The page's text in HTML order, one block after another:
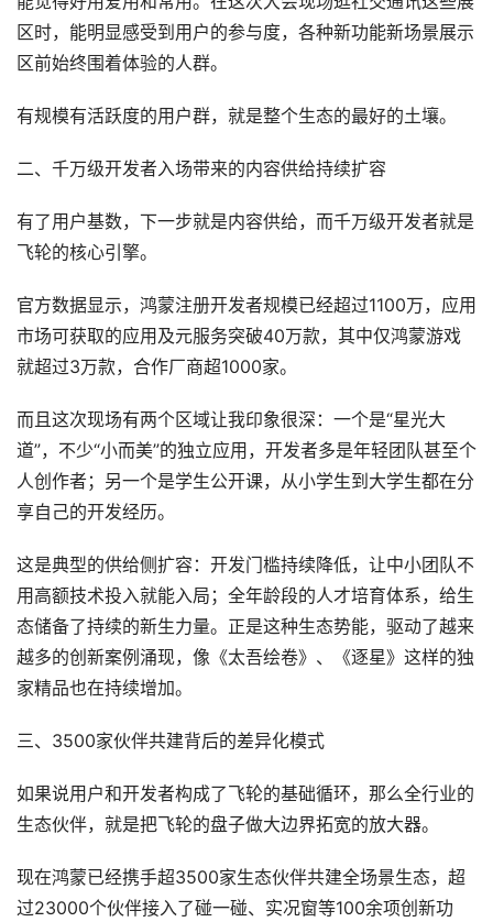
区时，能明显感受到用户的参与度，各种新功能新场景展示
区前始终围着体验的人群。
有规模有活跃度的用户群，就是整个生态的最好的土壤。
二、千万级开发者入场带来的内容供给持续扩容
有了用户基数，下一步就是内容供给，而千万级开发者就是
飞轮的核心引擎。
官方数据显示，鸿蒙注册开发者规模已经超过1100万，应用
市场可获取的应用及元服务突破40万款，其中仅鸿蒙游戏
就超过3万款，合作厂商超1000家。
而且这次现场有两个区域让我印象很深：一个是“星光大
道”，不少“小而美”的独立应用，开发者多是年轻团队甚至个
人创作者；另一个是学生公开课，从小学生到大学生都在分
享自己的开发经历。
这是典型的供给侧扩容：开发门槛持续降低，让中小团队不
用高额技术投入就能入局；全年龄段的人才培育体系，给生
态储备了持续的新生力量。正是这种生态势能，驱动了越来
越多的创新案例涌现，像《太吾绘卷》、《逐星》这样的独
家精品也在持续增加。
三、3500家伙伴共建背后的差异化模式
如果说用户和开发者构成了飞轮的基础循环，那么全行业的
生态伙伴，就是把飞轮的盘子做大边界拓宽的放大器。
现在鸿蒙已经携手超3500家生态伙伴共建全场景生态，超
过23000个伙伴接入了碰一碰、实况窗等100余项创新功